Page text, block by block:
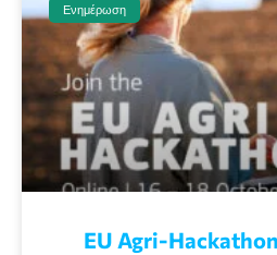
Ενημέρωση
EU Agri-